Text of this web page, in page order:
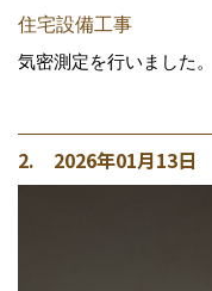
住宅設備工事
気密測定を行いました。
2. 2026年01月13日